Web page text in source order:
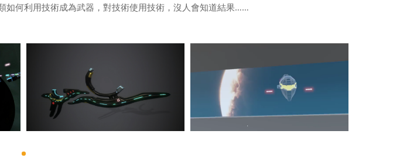
如何利用技術成為武器，對技術使用技術，沒人會知道結果……